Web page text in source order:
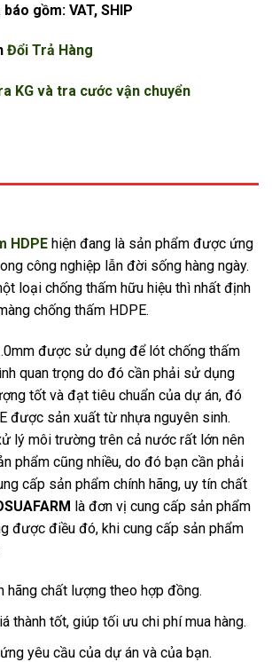
gồm: VAT, SHIP
Đổi Trả Hàng
KG và tra cước vận chuyển
HDPE hiện đang là sản phẩm được ứng
công nghiệp lẫn đời sống hàng ngày.
loại chống thấm hữu hiệu thì nhất định
chống thấm HDPE.
được sử dụng để lót chống thấm
quan trọng do đó cần phải sử dụng
tốt và đạt tiêu chuẩn của dự án, đó
được sản xuất từ nhựa nguyên sinh.
lý môi trường trên cả nước rất lớn nên
phẩm cũng nhiều, do đó bạn cần phải
cấp sản phẩm chính hãng, uy tín chất
là đơn vị cung cấp sản phẩm
được điều đó, khi cung cấp sản phẩm
hãng chất lượng theo hợp đồng.
thành tốt, giúp tối ưu chi phí mua hàng.
yêu cầu của dự án và của bạn.